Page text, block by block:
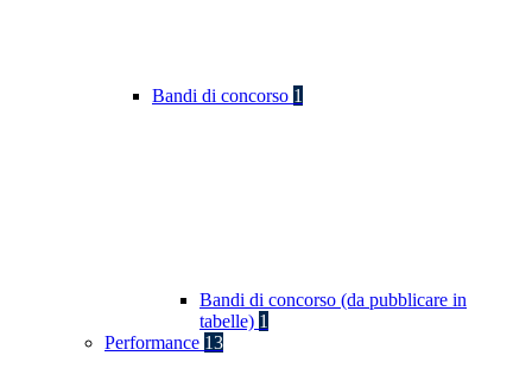
Bandi di concorso 1
Bandi di concorso (da pubblicare in
tabelle) 1
Performance 13